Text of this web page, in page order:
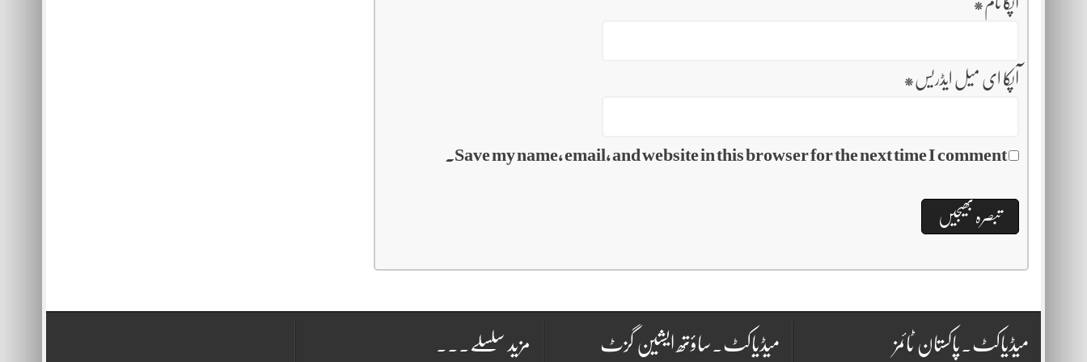
آپکا ای میل ایڈریس *
Save my name, email, and website in this browser for the next time I comment.
مزید سلسلے۔۔۔ میڈیاکٹ۔ساؤتھ ایشین گزٹ میڈیاکٹ۔پاکستان ٹائمز